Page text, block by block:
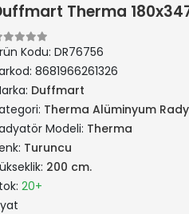
Therma
Kodu: DR76756
8681966261326
Duffmart
Therma Alüminyum
Modeli: Therma
Turuncu
200 cm.
20+